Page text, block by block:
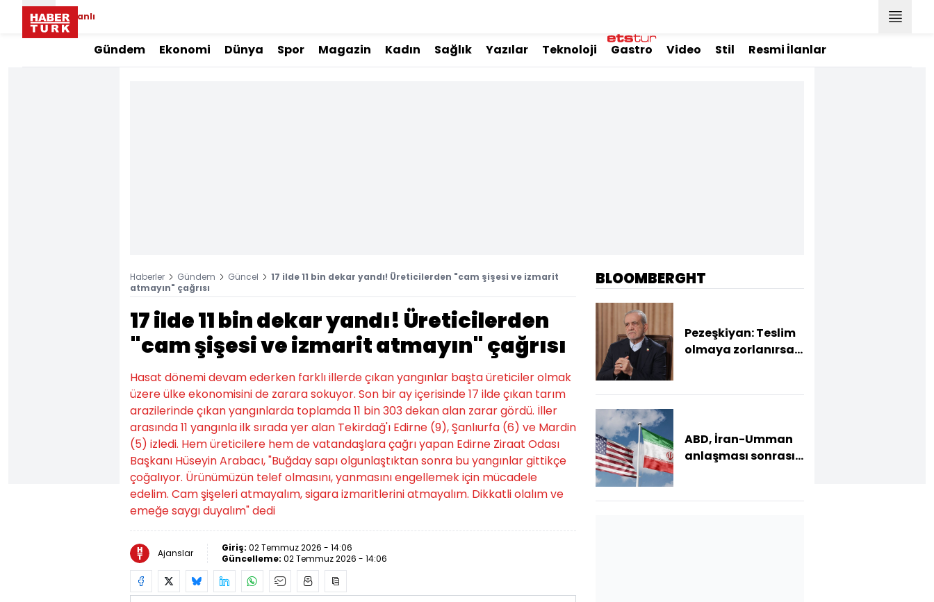
Canlı
Gündem Ekonomi Dünya Spor Magazin Kadın Sağlık Yazılar Teknoloji Gastro Video Stil Resmi İlanlar
Haberler Gündem Güncel
17 ilde 11 bin dekar yandı! Üreticilerden "cam şişesi ve izmarit
atmayın" çağrısı
17 ilde 11 bin dekar yandı! Üreticilerden
"cam şişesi ve izmarit atmayın" çağrısı
Hasat dönemi devam ederken farklı illerde çıkan yangınlar başta üreticiler olmak
üzere ülke ekonomisini de zarara sokuyor. Son bir ay içerisinde 17 ilde çıkan tarım
arazilerinde çıkan yangınlarda toplamda 11 bin 303 dekan alan zarar gördü. İller
arasında 11 yangınla ilk sırada yer alan Tekirdağ'ı Edirne (9), Şanlıurfa (6) ve Mardin
(5) izledi. Hem üreticilere hem de vatandaşlara çağrı yapan Edirne Ziraat Odası
Başkanı Hüseyin Arabacı, "Buğday sapı olgunlaştıktan sonra bu yangınlar gittikçe
çoğalıyor. Ürünümüzün telef olmasını, yanmasını engellemek için mücadele
edelim. Cam şişeleri atmayalım, sigara izmaritlerini atmayalım. Dikkatli olalım ve
emeğe saygı duyalım" dedi
Ajanslar Giriş: 02 Temmuz 2026 - 14:06
Güncelleme: 02 Temmuz 2026 - 14:06
BLOOMBERGHT
Pezeşkiyan: Teslim
olmaya zorlanırsak
ABD, İran-Umman
anlaşması sonrası